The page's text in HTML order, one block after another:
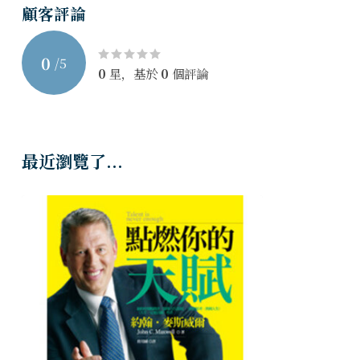
顧客評論
0 /5
0 星，基於0 個評論
最近瀏覽了...